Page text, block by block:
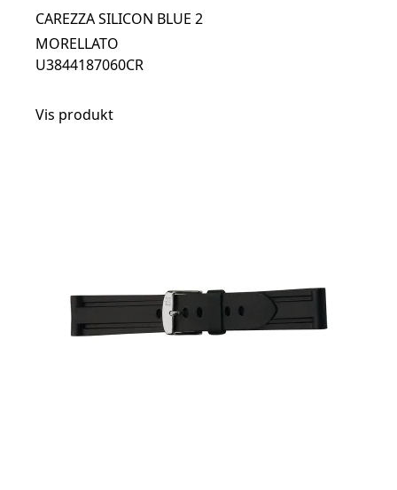
CAREZZA SILICON BLUE 2
MORELLATO
U3844187060CR
Vis produkt